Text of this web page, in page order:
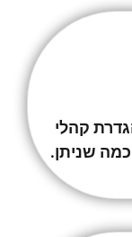
קהלי
שניתן.